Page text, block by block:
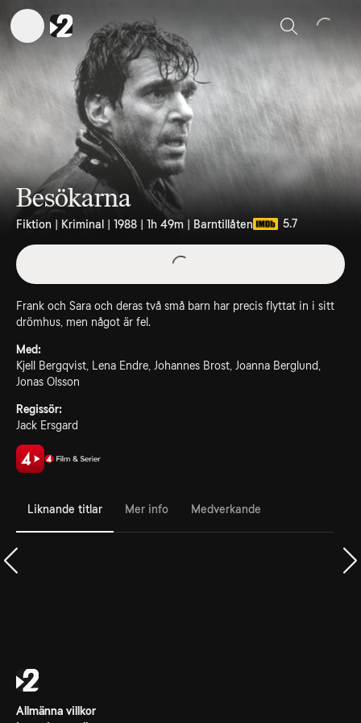
Sök
Besökarna
Fiktion | Kriminal | 1988 | 1h 49m | Barntillåten 5.7
Frank och Sara och deras två små barn har precis flyttat in i sitt
drömhus, men något är fel.
Med:
Kjell Bergqvist, Lena Endre, Johannes Brost, Joanna Berglund,
Jonas Olsson
Regissör:
Jack Ersgard
Liknande titlar Mer info Medverkande
Allmänna villkor